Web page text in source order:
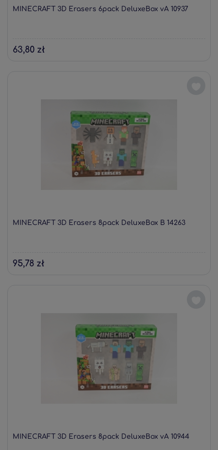
MINECRAFT 3D Erasers 6pack DeluxeBox vA 10937
63,80 zł
MINECRAFT 3D Erasers 8pack DeluxeBox B 14263
95,78 zł
MINECRAFT 3D Erasers 8pack DeluxeBox vA 10944